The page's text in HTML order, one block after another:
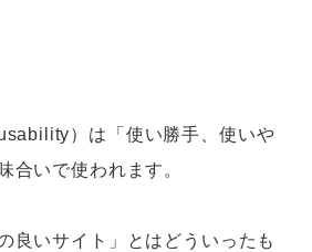
）は「使い勝手、使いや
合いで使われます。
良いサイト」とはどういったも